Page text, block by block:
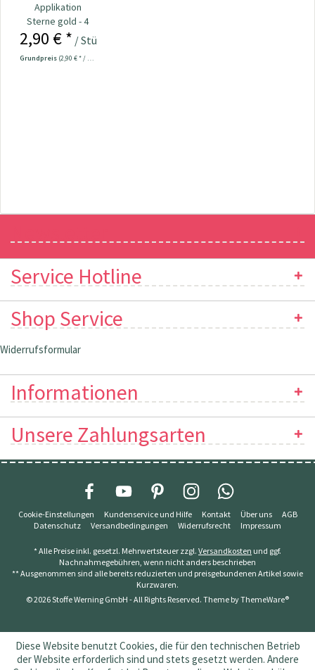
Applikation
Sterne gold - 4
Stück
2,90 € * / Stück
Grundpreis (2,90 € * / 1 Stück)
Service Hotline
Shop Service
Widerrufsformular
Informationen
Unsere Zahlungsarten
Cookie-Einstellungen Kundenservice und Hilfe Kontakt Über uns
AGB
Datenschutz
Versandbedingungen Widerrufsrecht Impressum
* Alle Preise inkl. gesetzl. Mehrwertsteuer zzgl. Versandkosten und ggf.
Nachnahmegebühren, wenn nicht anders beschrieben
** Ausgenommen sind alle bereits reduzierten und preisgebundenen Artikel sowie
Kurzwaren.
© 2026 Stoffe Werning GmbH - All Rights Reserved. Theme byThemeWare®
Diese Website benutzt Cookies, die für den technischen Betrieb
der Website erforderlich sind und stets gesetzt werden. Andere